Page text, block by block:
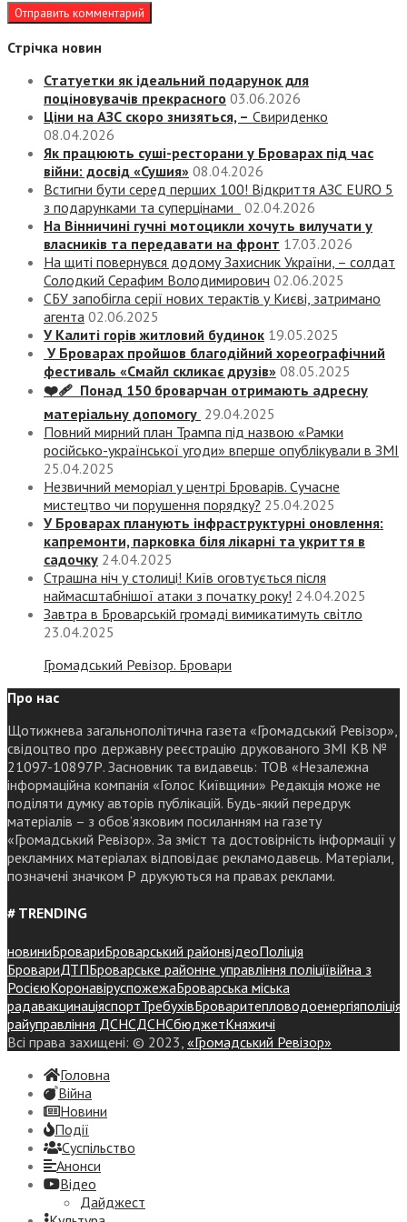
Стрічка новин
Статуетки як ідеальний подарунок для
поціновувачів прекрасного 03.06.2026
Ціни на АЗС скоро знизяться, – Свириденко
08.04.2026
Як працюють суші-ресторани у Броварах під час
війни: досвід «Сушия» 08.04.2026
Встигни бути серед перших 100! Відкриття АЗС EURO 5
з подарунками та суперцінами
02.04.2026
На Вінничині гучні мотоцикли хочуть вилучати у
власників та передавати на фронт 17.03.2026
На щиті повернувся додому Захисник України, – солдат
Солодкий Серафим Володимирович 02.06.2025
СБУ запобігла серії нових терактів у Києві, затримано
агента 02.06.2025
У Калиті горів житловий будинок 19.05.2025
У Броварах пройшов благодійний хореографічний
фестиваль «Смайл скликає друзів» 08.05.2025
❤️‍🩹 Понад 150 броварчан отримають адресну
матеріальну допомогу 29.04.2025
Повний мирний план Трампа під назвою «‎Рамки
російсько-української угоди» вперше опублікували в ЗМІ
25.04.2025
Незвичний меморіал у центрі Броварів. Сучасне
мистецтво чи порушення порядку? 25.04.2025
У Броварах планують інфраструктурні оновлення:
капремонти, парковка біля лікарні та укриття в
садочку 24.04.2025
Страшна ніч у столиці! Київ оговтується після
наймасштабнішої атаки з початку року! 24.04.2025
Завтра в Броварській громаді вимикатимуть світло
23.04.2025
Громадський Ревізор. Бровари
Про нас
Щотижнева загальнополітична газета «Громадський Ревізор»,
свідоцтво про державну реєстрацію друкованого ЗМІ КВ №
21097-10897Р. Засновник та видавець: ТОВ «Незалежна
інформаційна компанія «Голос Київщини» Редакція може не
поділяти думку авторів публікацій. Будь-який передрук
матеріалів – з обов’язковим посиланням на газету
«Громадський Ревізор». За зміст та достовірність інформації у
рекламних матеріалах відповідає рекламодавець. Матеріали,
позначені значком Р друкуються на правах реклами.
# TRENDING
новиниБровариБроварський районвідеоПоліція
БровариДТПБроварське районне управління поліціївійна з
РосієюКоронавіруспожежаБроварська міська
радавакцинаціяспортТребухівБроваритепловодоенергіяполіція
райуправління ДСНСДСНСбюджетКняжичі
Всі права захищені: © 2023, «Громадський Ревізор»
Головна
Війна
Новини
Події
Суспiльство
Анонси
Відео
Дайджест